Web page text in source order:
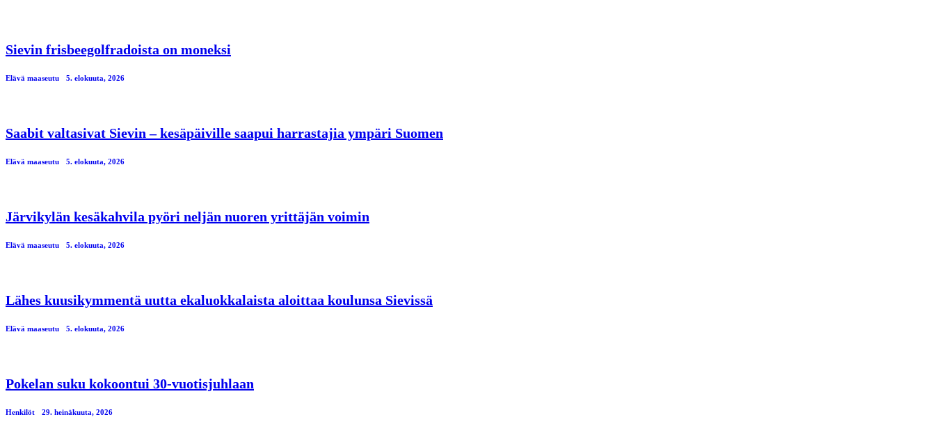
Sievin frisbeegolfradoista on moneksi
Elävä maaseutu 5. elokuuta, 2026
Saabit valtasivat Sievin – kesäpäiville saapui harrastajia ympäri Suomen
Elävä maaseutu 5. elokuuta, 2026
Järvikylän kesäkahvila pyöri neljän nuoren yrittäjän voimin
Elävä maaseutu 5. elokuuta, 2026
Lähes kuusikymmentä uutta ekaluokkalaista aloittaa koulunsa Sievissä
Elävä maaseutu 5. elokuuta, 2026
Pokelan suku kokoontui 30-vuotisjuhlaan
Henkilöt 29. heinäkuuta, 2026